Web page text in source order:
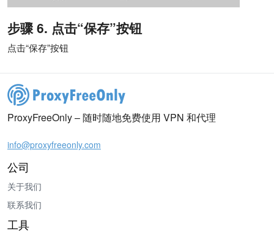
步骤 6. 点击“保存”按钮
点击“保存”按钮
ProxyFreeOnly – 随时随地免费使用 VPN 和代理
info@proxyfreeonly.com
公司
关于我们
联系我们
工具